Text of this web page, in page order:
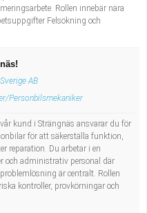
Rollen innebär nära
Felsökning och
AB
Personbilsmekaniker
kund i Strängnäs ansvarar du för
för att säkerställa funktion,
reparation. Du arbetar i en
och administrativ personal där
är centralt. Rollen
kontroller, provkörningar och